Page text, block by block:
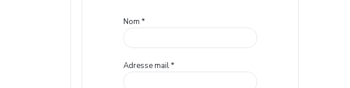
Nom*
Adresse mail*